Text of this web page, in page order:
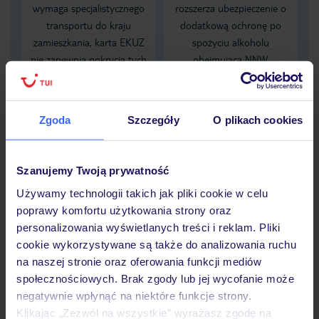
Zgoda Szczegóły O plikach cookies
Szanujemy Twoją prywatność
Używamy technologii takich jak pliki cookie w celu
poprawy komfortu użytkowania strony oraz
personalizowania wyświetlanych treści i reklam. Pliki
cookie wykorzystywane są także do analizowania ruchu
na naszej stronie oraz oferowania funkcji mediów
społecznościowych. Brak zgody lub jej wycofanie może
negatywnie wpłynąć na niektóre funkcje strony.
Klikając „Zezwól na wszystkie” wyrażasz zgodę na
wymaga specjalistycznego
transportu do kraju
zamieszkania, karta EKUZ
nie zapewnia pokrycia tych
rozszerza ubezpieczenie o
dodatkową ochronę po
spożyciu alkoholu
obejmującą NNW
zaistniałych pod wpływem
Dane Mondial Assistance
Sprawdź szczegóły
wariantów ochrony »
Dlaczego warto wybrać TUI?